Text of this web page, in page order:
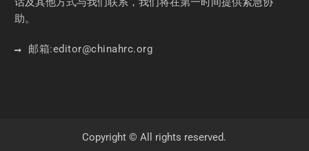
助。
邮箱:editor@chinahrc.org
Copyright © All rights reserved.